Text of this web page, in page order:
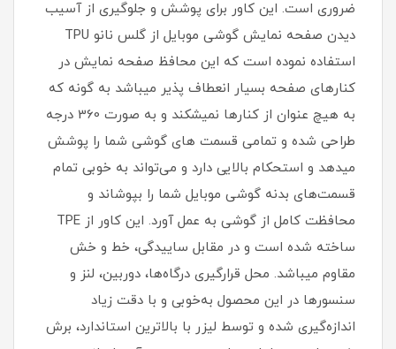
ضروری است‏.‏ این کاور برای پوشش و جلوگیری از آسیب
دیدن صفحه نمایش گوشی موبایل از گلس نانو TPU
استفاده نموده است که این محافظ صفحه نمایش در
کنارهای صفحه بسیار انعطاف پذیر میباشد به گونه که
به هیچ عنوان از کنارها نمیشکند و به صورت 360 درجه
طراحی شده و تمامی قسمت های گوشی شما را پوشش
میدهد و استحکام بالایی دارد و می‌تواند به خوبی تمام
قسمت‌های بدنه گوشی موبایل شما را بپوشاند و
محافظت کامل از گوشی به عمل آورد‏.‏ این کاور از TPE
ساخته شده است و در مقابل ساییدگی، خط و خش
مقاوم میباشد.‏ محل قرارگیری درگاه‌ها، دوربین، لنز و
سنسورها در این محصول به‌خوبی و با دقت زیاد
اندازه‌گیری شده و توسط لیزر با بالاترین استاندارد، برش